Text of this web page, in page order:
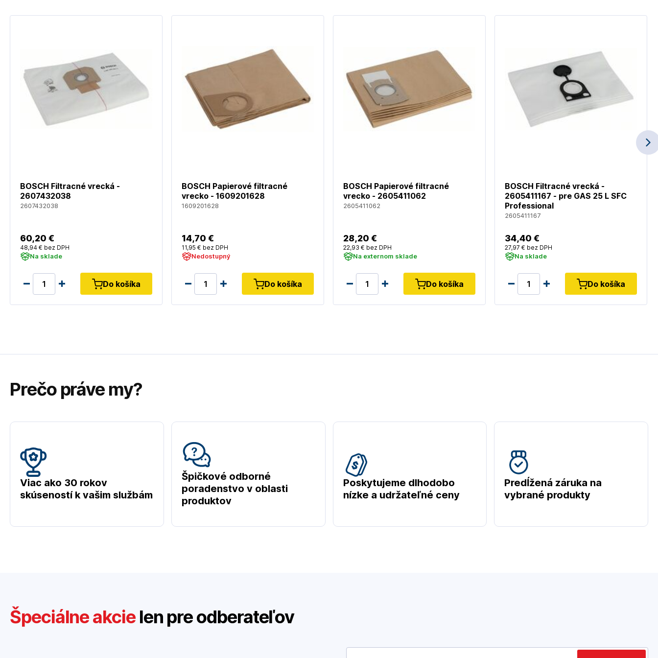
BOSCH Filtracné vrecká -
2607432038
2607432038
60,20 €
48,94 € bez DPH
Na sklade
Do košíka
BOSCH Papierové filtracné
vrecko - 1609201628
1609201628
14,70 €
11,95 € bez DPH
Nedostupný
Do košíka
BOSCH Papierové filtracné
vrecko - 2605411062
2605411062
28,20 €
22,93 € bez DPH
Na externom sklade
Do košíka
BOSCH Filtracné vrecká -
2605411167 - pre GAS 25 L SFC
Professional
2605411167
34,40 €
27,97 € bez DPH
Na sklade
Do košíka
Prečo práve my?
Viac ako 30 rokov
skúseností k vašim službám
Špičkové odborné
poradenstvo v oblasti
produktov
Poskytujeme dlhodobo
nízke a udržateľné ceny
Predĺžená záruka na
vybrané produkty
Špeciálne akcielen pre odberateľov